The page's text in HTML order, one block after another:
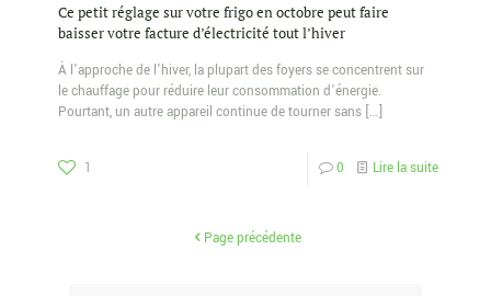
Ce petit réglage sur votre frigo en octobre peut faire
baisser votre facture d’électricité tout l’hiver
À l’approche de l’hiver, la plupart des foyers se concentrent sur
le chauffage pour réduire leur consommation d’énergie.
Pourtant, un autre appareil continue de tourner sans […]
1 0 Lire la suite
Page précédente